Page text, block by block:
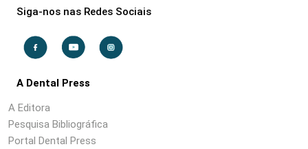
Siga-nos nas Redes Sociais
A Dental Press
A Editora
Pesquisa Bibliográfica
Portal Dental Press